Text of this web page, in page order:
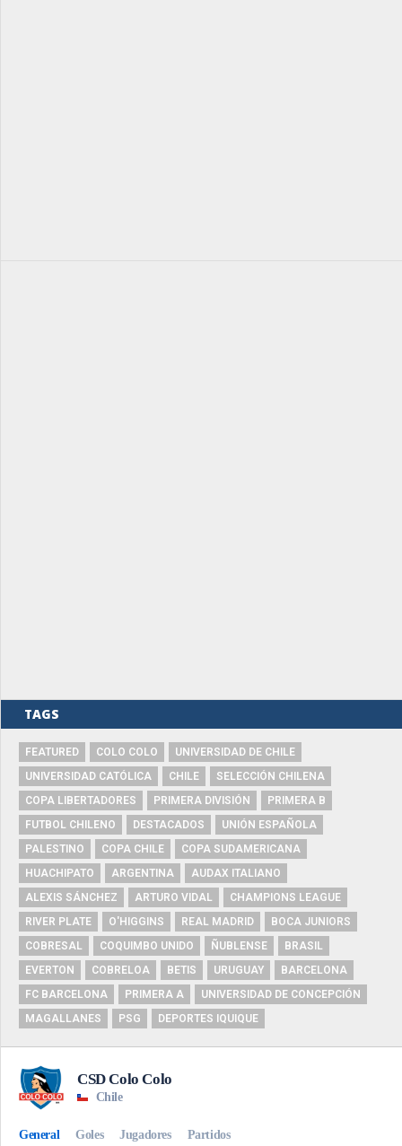
TAGS
FEATURED COLO COLO
UNIVERSIDAD DE CHILE
UNIVERSIDAD CATÓLICA
CHILE
SELECCIÓN CHILENA
COPA LIBERTADORES
PRIMERA DIVISIÓN
PRIMERA B
FUTBOL CHILENO
DESTACADOS
UNIÓN ESPAÑOLA
PALESTINO
COPA CHILE
COPA SUDAMERICANA
HUACHIPATO
ARGENTINA
AUDAX ITALIANO
ALEXIS SÁNCHEZ
ARTURO VIDAL
CHAMPIONS LEAGUE
RIVER PLATE
O'HIGGINS REAL MADRID
BOCA JUNIORS
COBRESAL
COQUIMBO UNIDO ÑUBLENSE
BRASIL
EVERTON
COBRELOA BETIS URUGUAY
BARCELONA
FC BARCELONA
PRIMERA A
UNIVERSIDAD DE CONCEPCIÓN
MAGALLANES
PSG DEPORTES IQUIQUE